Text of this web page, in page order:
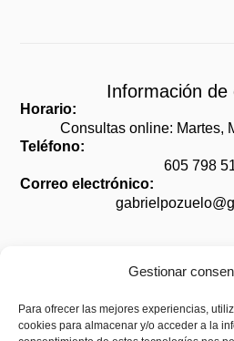
Gestionar
Para ofrecer las mejores experiencias,
cookies para almacenar y/o acceder a la
Información de
Horario:
Consultas online: Martes,
Teléfono:
605 798
Correo electrónico:
Aviso